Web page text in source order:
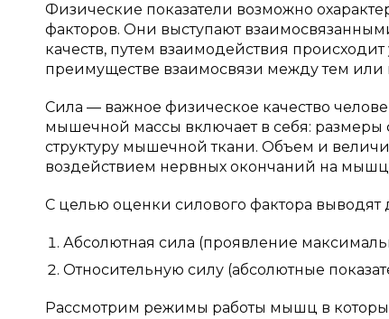
Физические показатели возможно
факторов. Они выступают
качеств, путем взаимодействия
преимуществе взаимосвязи между тем
Сила — важное физическое качество
мышечной массы включает в себя:
структуру мышечной ткани. Объем и
воздействием нервных окончаний на
С целью оценки силового фактора выводят
Абсолютная сила (проявление
Относительную силу (абсолютные
Рассмотрим режимы работы мышц в